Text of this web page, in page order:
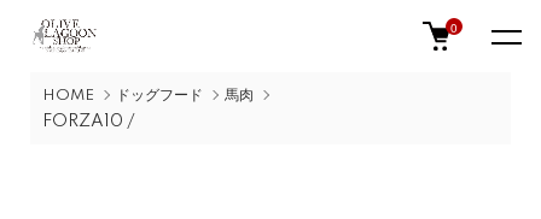
0
HOME ドッグフード 馬肉
FORZA10 /